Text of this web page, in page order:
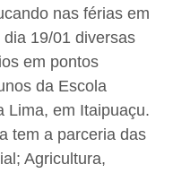
nas férias em
dia 19/01 diversas
em pontos
da Escola
Lima, em Itaipuaçu.
tem a parceria das
Agricultura,